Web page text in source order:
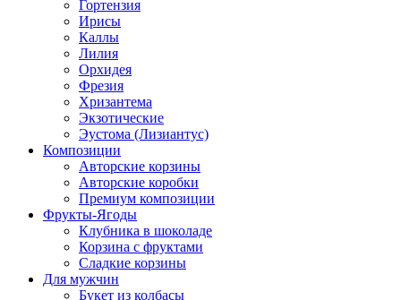
Гортензия
Ирисы
Каллы
Лилия
Орхидея
Фрезия
Хризантема
Экзотические
Эустома (Лизиантус)
Композиции
Авторские корзины
Авторские коробки
Премиум композиции
Фрукты-Ягоды
Клубника в шоколаде
Корзина с фруктами
Сладкие корзины
Для мужчин
Букет из колбасы